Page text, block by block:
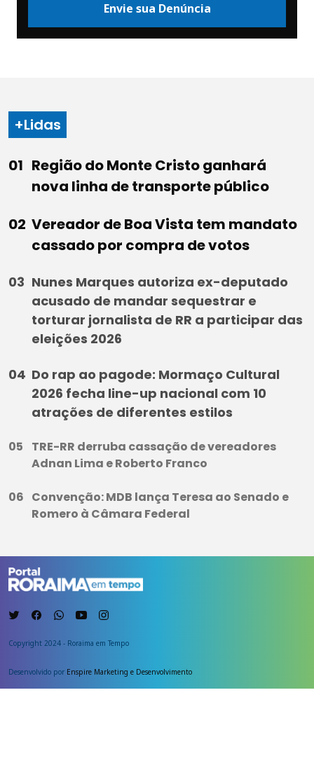
Envie sua Denúncia
+Lidas
Região do Monte Cristo ganhará
nova linha de transporte público
Vereador de Boa Vista tem mandato
cassado por compra de votos
Nunes Marques autoriza ex-deputado
acusado de mandar sequestrar e
torturar jornalista de RR a participar das
eleições 2026
Do rap ao pagode: Mormaço Cultural
2026 fecha line-up nacional com 10
atrações de diferentes estilos
TRE-RR derruba cassação de vereadores
Adnan Lima e Roberto Franco
Convenção: MDB lança Teresa ao Senado e
Romero à Câmara Federal
Copyright 2024 - Roraima em Tempo
Desenvolvido por Enspire Marketing e Desenvolvimento